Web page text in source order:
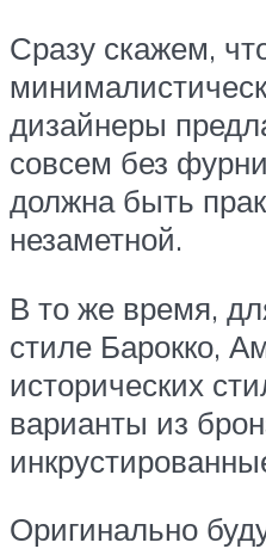
Сразу скажем,
дизайнеры
совсем без
должна быть
незаметной.
В то же время,
стиле Барокко,
исторических
варианты из
Оригинально